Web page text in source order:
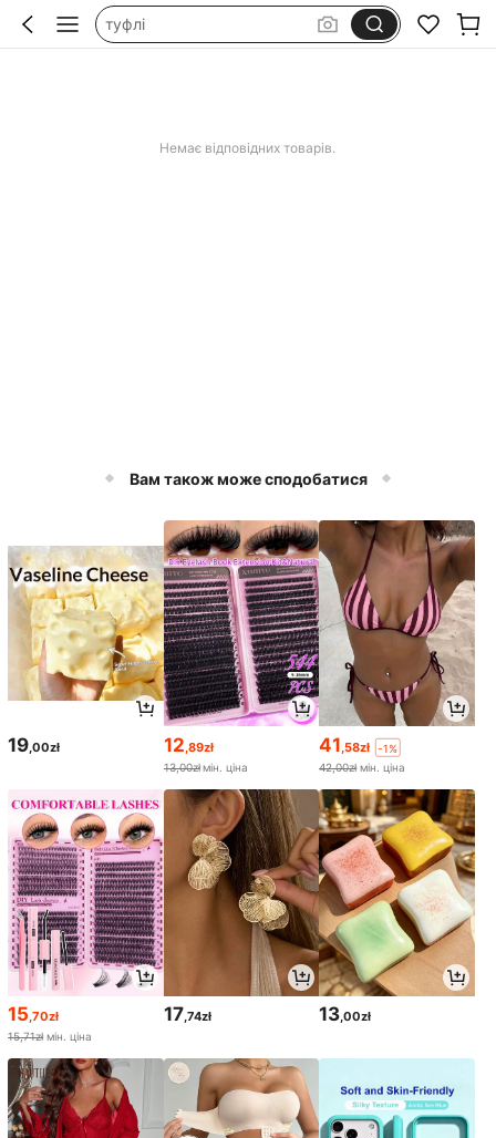
туфлі
Немає відповідних товарів.
Вам також може сподобатися
19 ,00zł 12 ,89zł
13,00złмін. ціна
41 ,58zł
-1%
42,00zł мін. ціна
15,70zł
15,71zł мін. ціна
17,74zł 13,00zł